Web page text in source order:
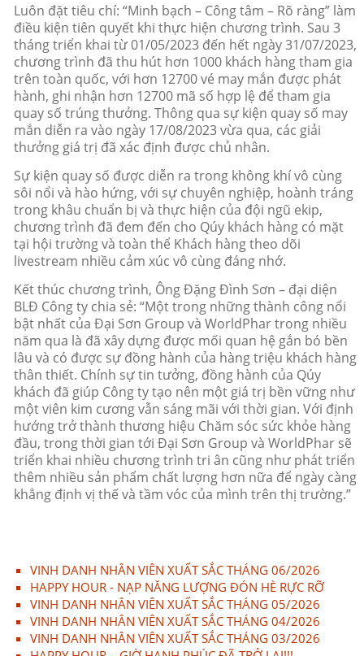
Luôn đặt tiêu chí: “Minh bạch – Công tâm – Rõ ràng” làm
điều kiện tiên quyết khi thực hiện chương trình. Sau 3
tháng triển khai từ 01/05/2023 đến hết ngày 31/07/2023,
chương trình đã thu hút hơn 1000 khách hàng tham gia
trên toàn quốc, với hơn 12700 vé may mắn được phát
hành, ghi nhận hơn 12700 mã số hợp lệ để tham gia
quay số trúng thưởng. Thông qua sự kiện quay số may
mắn diễn ra vào ngày 17/08/2023 vừa qua, các giải
thưởng giá trị đã xác định được chủ nhân.
Sự kiện quay số được diễn ra trong không khí vô cùng
sôi nổi và hào hứng, với sự chuyên nghiệp, hoành tráng
trong khâu chuẩn bị và thực hiện của đội ngũ ekip,
chương trình đã đem đến cho Qúy khách hàng có mặt
tại hội trường và toàn thể Khách hàng theo dõi
livestream nhiều cảm xúc vô cùng đáng nhớ.
Kết thúc chương trình, Ông Đặng Đình Sơn – đại diện
BLĐ Công ty chia sẻ: “Một trong những thành công nổi
bật nhất của Đại Sơn Group và WorldPhar trong nhiều
năm qua là đã xây dựng được mối quan hệ gắn bó bền
lâu và có được sự đồng hành của hàng triệu khách hàng
thân thiết. Chính sự tin tưởng, đồng hành của Qúy
khách đã giúp Công ty tạo nên một giá trị bền vững như
một viên kim cương vẫn sáng mãi với thời gian. Với định
hướng trở thành thương hiệu Chăm sóc sức khỏe hàng
đầu, trong thời gian tới Đại Sơn Group và WorldPhar sẽ
triển khai nhiều chương trình tri ân cũng như phát triển
thêm nhiều sản phẩm chất lượng hơn nữa để ngày càng
khẳng định vị thế và tầm vóc của mình trên thị trường.”
VINH DANH NHÂN VIÊN XUẤT SẮC THÁNG 06/2026
HAPPY HOUR - NẠP NĂNG LƯỢNG ĐÓN HÈ RỰC RỠ
VINH DANH NHÂN VIÊN XUẤT SẮC THÁNG 05/2026
VINH DANH NHÂN VIÊN XUẤT SẮC THÁNG 04/2026
VINH DANH NHÂN VIÊN XUẤT SẮC THÁNG 03/2026